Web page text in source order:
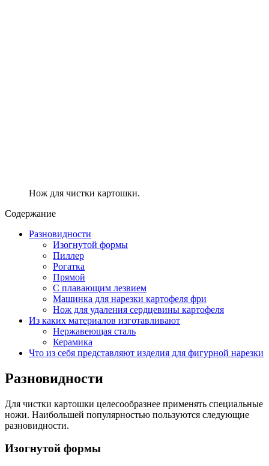
Нож для чистки картошки.
Содержание
Разновидности
Изогнутой формы
Пиллер
Рогатка
Прямой
С плавающим лезвием
Машинка для нарезки картофеля фри
Нож для удаления сердцевины картофеля
Из каких материалов изготавливают
Нержавеющая сталь
Керамика
Что из себя представляют изделия для фигурной нарезки
Разновидности
Для чистки картошки целесообразнее применять специальные
ножи. Наибольшей популярностью пользуются следующие
разновидности.
Изогнутой формы